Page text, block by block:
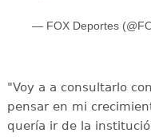
— FOX Deportes
"Voy a a consultarlo
pensar en mi
quería ir de la